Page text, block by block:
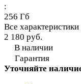
:
256 Гб
Все характеристики
2 180 руб.
В наличии
Гарантия
Уточняйте